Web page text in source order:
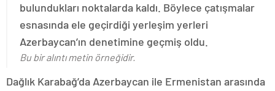
bulundukları noktalarda kaldı. Böylece çatışmalar
esnasında ele geçirdiği yerleşim yerleri
Azerbaycan’ın denetimine geçmiş oldu.
Bu bir alıntı metin örneğidir.
Dağlık Karabağ’da Azerbaycan ile Ermenistan arasında